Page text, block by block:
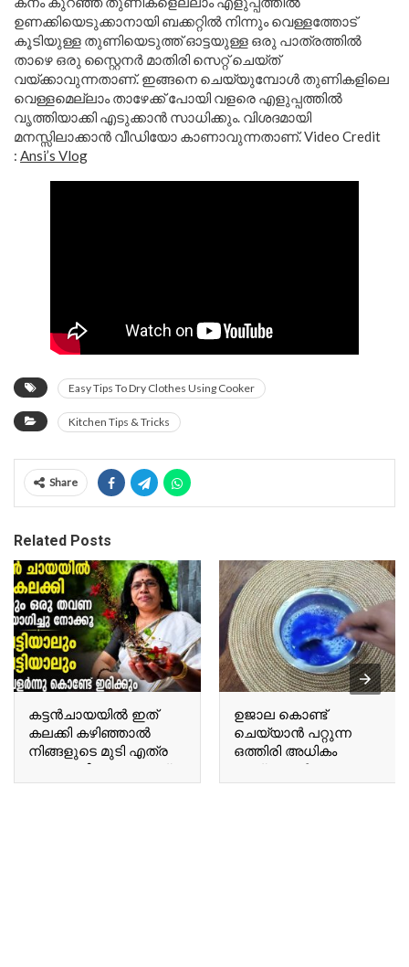
ഉണക്കിയെടുക്കാനായി ബക്കറ്റിൽ നിന്നും വെള്ളത്തോട്
കൂടിയുള്ള തുണിയെടുത്ത് ഓട്ടയുള്ള ഒരു പാത്രത്തിൽ
താഴെ ഒരു സ്റ്റൈനർ മാതിരി സെറ്റ് ചെയ്ത്
വയ്ക്കാവുന്നതാണ്. ഇങ്ങനെ ചെയ്യുമ്പോൾ തുണികളിലെ
വെള്ളമെല്ലാം താഴേക്ക് പോയി വളരെ എളുപ്പത്തിൽ
വൃത്തിയാക്കി എടുക്കാൻ സാധിക്കും. വിശദമായി
മനസ്സിലാക്കാൻ വീഡിയോ കാണാവുന്നതാണ്. Video Credit
: Ansi’s Vlog
Easy Tips To Dry Clothes Using Cooker
Kitchen Tips & Tricks
Share
Related Posts
കട്ടൻചായയിൽ ഇത്
കലക്കി കഴിഞ്ഞാൽ
നിങ്ങളുടെ മുടി എത്ര
നരച്ച മുടിയും കറുത്ത്
കിട്ടും Once you mix this
ഉജാല കൊണ്ട്
ചെയ്യാൻ പറ്റുന്ന
ഒത്തിരി അധികം
കാര്യങ്ങൾ Many
things you can do with